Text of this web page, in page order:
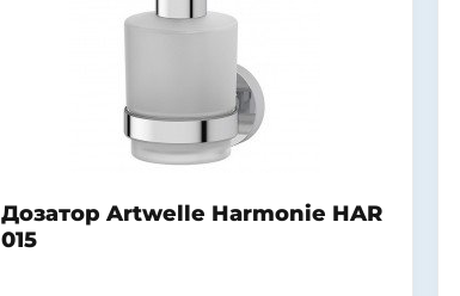
Дозатор Artwelle Harmonie HAR
015